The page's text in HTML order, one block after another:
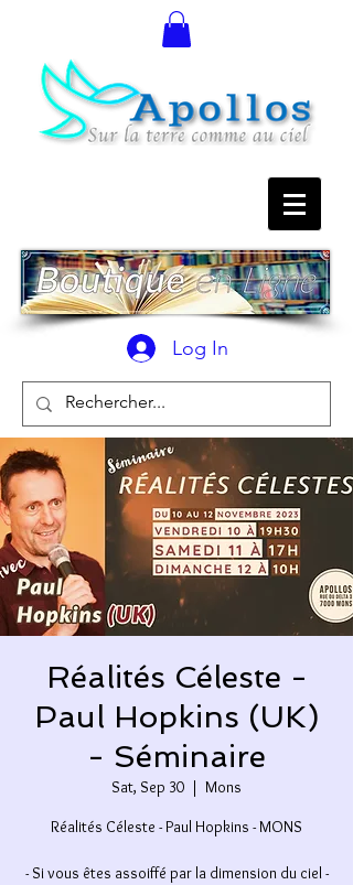
Log In
Réalités Céleste -
Paul Hopkins (UK)
- Séminaire
Sat, Sep 30
  |
Mons
Réalités Céleste - Paul Hopkins - MONS
- Si vous êtes assoiffé par la dimension du ciel -